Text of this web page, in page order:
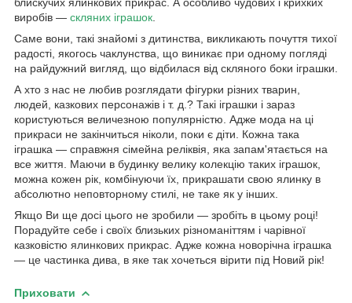
виробів ― скляних іграшок
Саме вони, такі знайомі з дитинства, викликають почуття тихої
радості, якогось чаклунства, що виникає при одному погляді
на райдужний вигляд, що відбилася від скляного боки іграшки.
А хто з нас не любив розглядати фігурки різних тварин,
людей, казкових персонажів і т. д.? Такі іграшки і зараз
користуються величезною популярністю. Адже мода на ці
прикраси не закінчиться ніколи, поки є діти. Кожна така
іграшка ― справжня сімейна реліквія, яка запам'ятається на
все життя. Маючи в будинку велику колекцію таких іграшок,
можна кожен рік, комбінуючи їх, прикрашати свою ялинку в
абсолютно неповторному стилі, не таке як у інших.
Якщо Ви ще досі цього не зробили ― зробіть в цьому році!
Порадуйте себе і своїх близьких різноманіттям і чарівної
казковістю ялинкових прикрас. Адже кожна новорічна іграшка
― це частинка дива, в яке так хочеться вірити під Новий рік!
Приховати